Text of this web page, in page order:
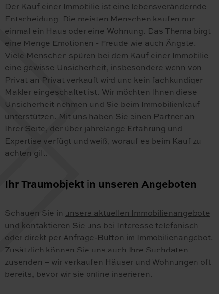
Der Kauf einer Immobilie ist eine lebensverändernde
Entscheidung. Die meisten Menschen kaufen nur
einmal ein Haus oder eine Wohnung. Das Thema birgt
eine Menge Emotionen - Freude wie auch Ängste.
Viele Menschen spüren bei dem Kauf einer Immobilie
eine gewisse Unsicherheit, insbesondere wenn von
Privat an Privat verkauft wird und kein fachkundiger
Makler eingeschaltet ist. Wir möchten Ihnen diese
Unsicherheit nehmen und Sie beim Immobilienkauf
unterstützen. Mit uns haben Sie einen Partner an
Ihrer Seite, der über jahrelange Erfahrung und
Expertise verfügt und weiß, worauf es beim Kauf zu
achten gilt.
Ihr Traumobjekt in unseren Angeboten
Schauen Sie in unsere aktuellen Immobilienangebote
und kontaktieren Sie uns bei Interesse telefonisch
oder direkt per Anfrage-Button im Immobilienangebot.
Zusätzlich können Sie uns auch Ihre Suchdaten
zusenden – wir verkaufen Häuser und Wohnungen oft
bereits, bevor wir sie online inserieren.